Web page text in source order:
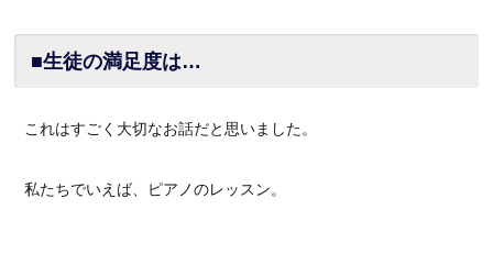
■生徒の満足度は…
これはすごく大切なお話だと思いました。
私たちでいえば、ピアノのレッスン。